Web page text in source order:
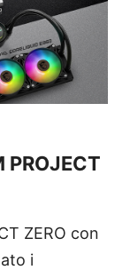
ZERO con
i